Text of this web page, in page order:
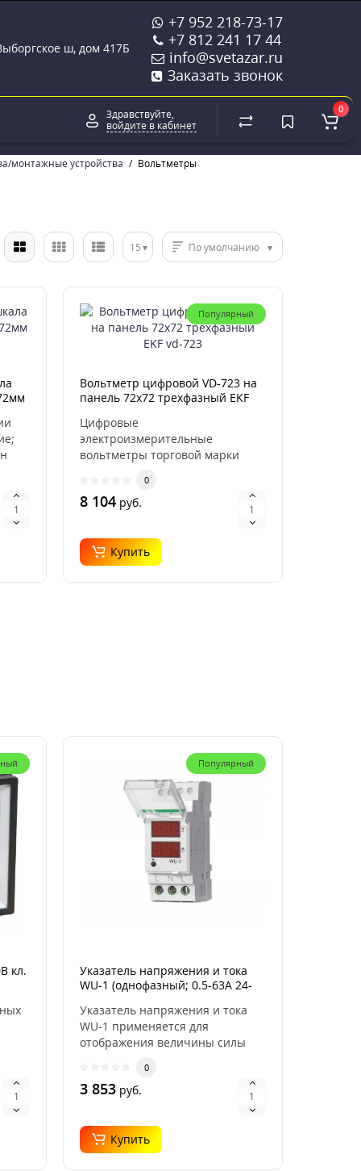
ш, дом 417Б
+7 952 218-73-17
+7 812 241 17 44
info@svetazar.ru
Заказать звонок
Здравствуйте,
войдите в кабинет
0
монтажные устройства Вольтметры
15 По умолчанию
Популярный
Вольтметр цифровой VD-723 на
панель 72х72 трехфазный EKF
Цифровые
электроизмерительные
вольтметры торговой марки
измерения напряжения ..
0
8 104 руб.
Купить
кл.
Популярный
Указатель напряжения и тока
WU-1 (однофазный; 0.5-63А 24-
на DIN-рейке) F&F EA04.011.007
Указатель напряжения и тока
WU-1 применяется для
отображения величины силы
0
3 853 руб.
Купить